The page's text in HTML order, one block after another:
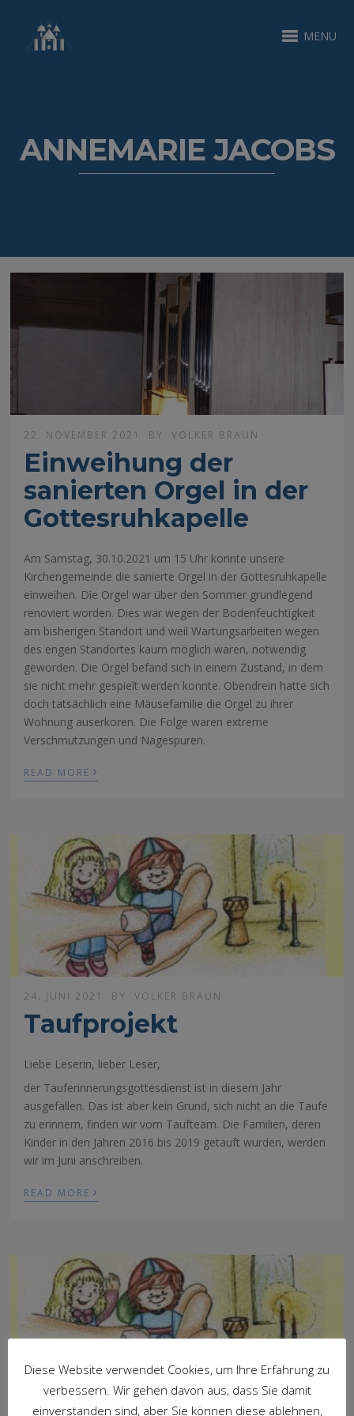
MENU
ANNEMARIE JACOBS
22. NOVEMBER 2021 BY VOLKER BRAUN
Einweihung der
sanierten Orgel in der
Gottesruhkapelle
Am Samstag, 30.10.2021 um 15 Uhr konnte unsere
Kirchengemeinde die sanierte Orgel in der Gottesruhkapelle
einweihen. Die Orgel war über den Sommer grundlegend
renoviert worden. Dies war wegen der Bodenfeuchtigkeit
am bisherigen Standort und weil Wartungsarbeiten wegen
des engen Standortes kaum möglich waren, notwendig
geworden. Die Orgel befand sich in einem Zustand, in dem
sie nicht mehr gespielt werden konnte. Obendrein hatte sich
doch tatsächlich eine Mäusefamilie die Orgel zu ihrer
Wohnung auserkoren. Die Folge waren extreme
Verschmutzungen und Nagespuren.
READ MORE ›
24. JUNI 2021 BY VOLKER BRAUN
Taufprojekt
Liebe Leserin, lieber Leser,
der Tauferinnerungsgottesdienst ist in diesem Jahr
ausgefallen. Das ist aber kein Grund, sich nicht an die Taufe
zu erinnern, finden wir vom Taufteam. Die Familien, deren
Kinder in den Jahren 2016 bis 2019 getauft wurden, werden
wir im Juni anschreiben.
READ MORE ›
Diese Website verwendet Cookies, um Ihre Erfahrung zu
verbessern. Wir gehen davon aus, dass Sie damit
einverstanden sind, aber Sie können diese ablehnen,